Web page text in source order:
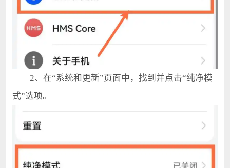
2、在“系统和更新”页面中，找到并点击“纯净模
式”选项。